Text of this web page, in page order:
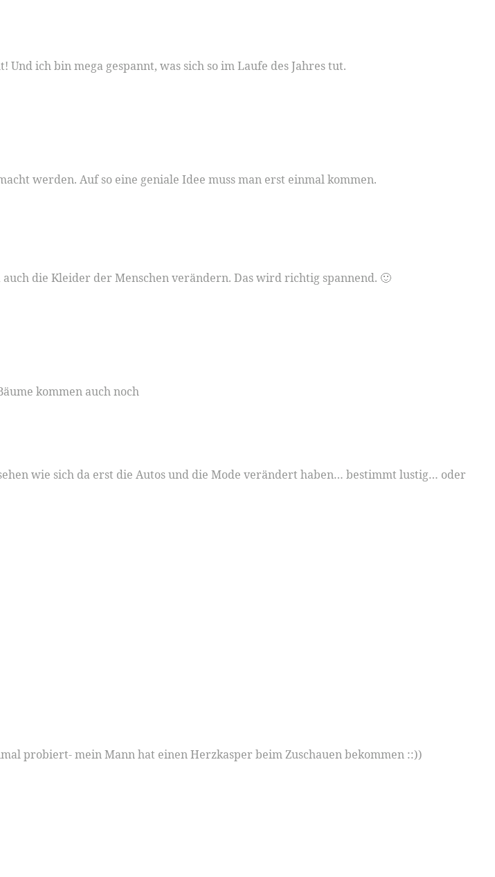
ich bin mega gespannt, was sich so im Laufe des Jahres tut.
werden. Auf so eine geniale Idee muss man erst einmal kommen.
die Kleider der Menschen verändern. Das wird richtig spannend. 🙂
kommen auch noch
wie sich da erst die Autos und die Mode verändert haben… bestimmt lustig… oder
probiert- mein Mann hat einen Herzkasper beim Zuschauen bekommen ::))